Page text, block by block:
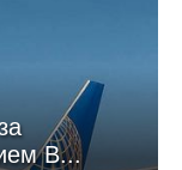
B...